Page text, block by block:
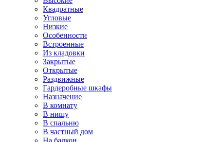
Квадратные
Угловые
Низкие
Особенности
Встроенные
Из кладовки
Закрытые
Открытые
Раздвижные
Гардеробные шкафы
Назначение
В комнату
В нишу
В спальню
В частный дом
На балкон